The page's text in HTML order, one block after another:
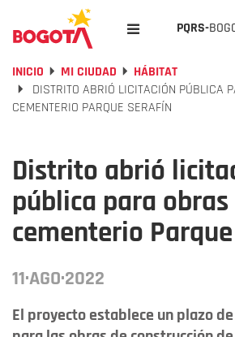
PQRS-
INICIO MI CIUDAD
HÁBITAT
DISTRITO ABRIÓ LICITACIÓN PÚBLICA
CEMENTERIO PARQUE SERAFÍN
Distrito abrió
pública para obras
cementerio
11·AGO·2022
El proyecto establece un plazo